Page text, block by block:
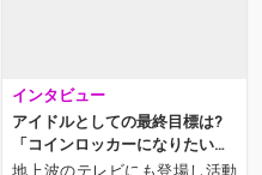
インタビュー
アイドルとしての最終目標は?
「コインロッカーになりたい」
──地下アイドル界トップ3鼎談!
地上波のテレビにも登場し活動